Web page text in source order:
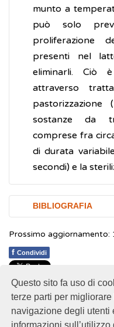
Questo sito fa uso di
terze parti per migliorare
navigazione degli utenti
informazioni sull’utilizzo
munto a
può solo
proliferazione
presenti nel
eliminarli. Ciò
attraverso
pastorizzazione
sostanze da
comprese fra
di durata
secondi) e la
BIBLIOGRAFIA
Regolamento
Parlamento
sull'igiene dei
Regolamento
Parlamento
stabilisce
Prossimo aggiornamento:
f Condividi
1 1 1 1 1 Rating 1.89 (9